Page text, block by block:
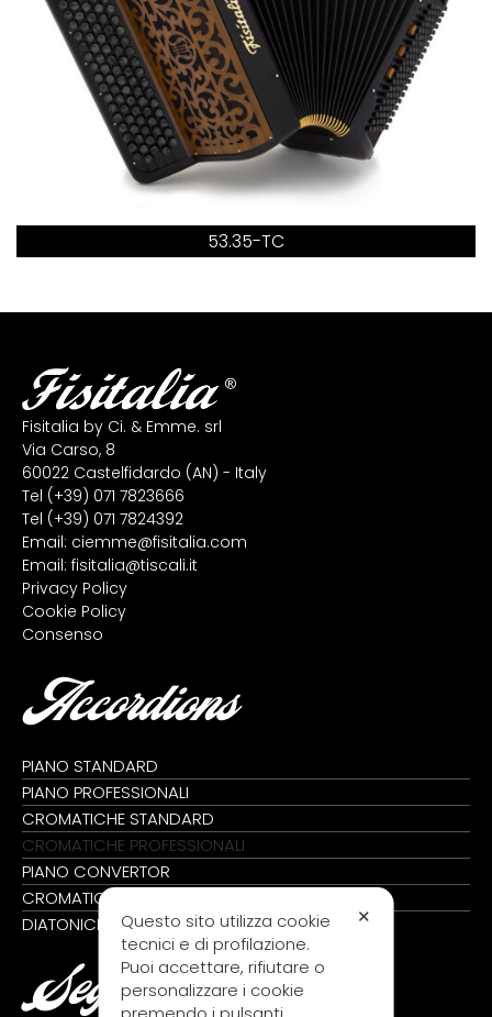
53.35-TC
Fisitalia by Ci. & Emme. srl
Via Carso, 8
60022 Castelfidardo (AN) - Italy
Tel (+39) 071 7823666
Tel (+39) 071 7824392
Email: ciemme@fisitalia.com
Email: fisitalia@tiscali.it
Privacy Policy
Cookie Policy
Consenso
Accordions
PIANO STANDARD
PIANO PROFESSIONALI
CROMATICHE STANDARD
CROMATICHE PROFESSIONALI
PIANO CONVERTOR
CROMATICHE CONVERTOR
DIATONICHE
Seguici su
✕
Questo sito utilizza cookie
tecnici e di profilazione.
Puoi accettare, rifiutare o
personalizzare i cookie